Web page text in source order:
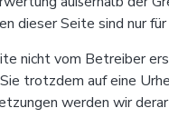
dieser Seite sind nur
nicht vom Betreiber
trotzdem auf eine
werden wir